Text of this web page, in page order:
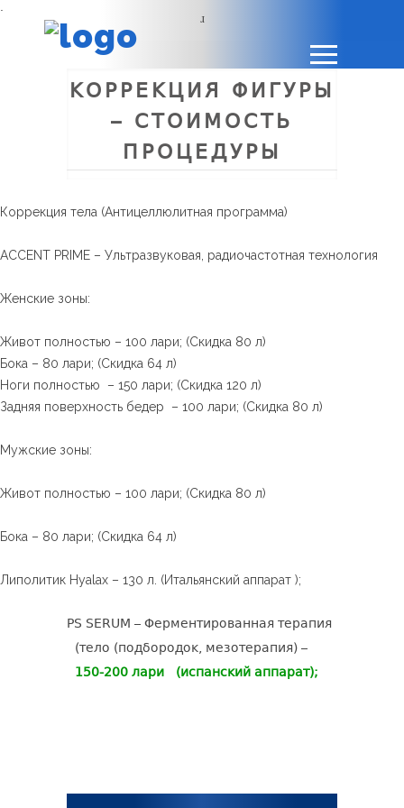
КОРРЕКЦИЯ ФИГУРЫ
– СТОИМОСТЬ
ПРОЦЕДУРЫ
Коррекция тела (Антицеллюлитная программа)
ACCENT PRIME – Ультразвуковая, радиочастотная технология
Женские зоны:
Живот полностью – 100 лари; (Скидка 80 л)
Бока – 80 лари; (Скидка 64 л)
Ноги полностью – 150 лари; (Скидка 120 л)
Задняя поверхность бедер – 100 лари; (Скидка 80 л)
Мужские зоны:
Живот полностью – 100 лари; (Скидка 80 л)
Бока – 80 лари; (Скидка 64 л)
Липолитик Hyalax – 130 л. (Итальянский аппарат );
PS SERUM – Ферментированная терапия
(тело (подбородок, мезотерапия) –
150-200 лари (испанский аппарат);